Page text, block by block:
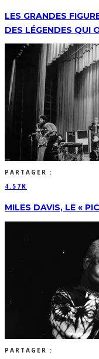
LES GRANDES
DES LÉGENDES QUI
PARTAGER :
4.57K
MILES DAVIS, LE «
PARTAGER :